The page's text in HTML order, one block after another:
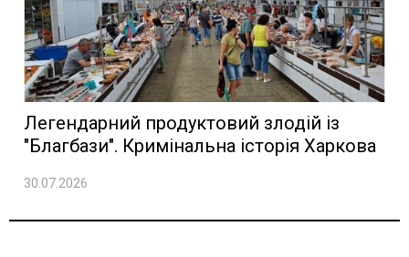
Легендарний продуктовий злодій із
"Благбази". Кримінальна історія Харкова
30.07.2026